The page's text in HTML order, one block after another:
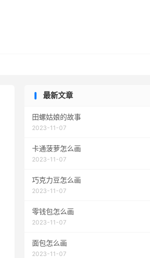
最新文章
田螺姑娘的故事
2023-11-07
卡通菠萝怎么画
2023-11-07
巧克力豆怎么画
2023-11-07
零钱包怎么画
2023-11-07
面包怎么画
2023-11-07